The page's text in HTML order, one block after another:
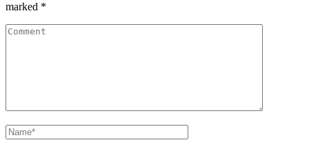
marked *